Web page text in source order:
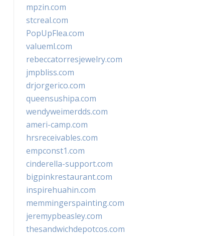
mpzin.com
stcreal.com
PopUpFlea.com
valueml.com
rebeccatorresjewelry.com
jmpbliss.com
drjorgerico.com
queensushipa.com
wendyweimerdds.com
ameri-camp.com
hrsreceivables.com
empconst1.com
cinderella-support.com
bigpinkrestaurant.com
inspirehuahin.com
memmingerspainting.com
jeremypbeasley.com
thesandwichdepotcos.com